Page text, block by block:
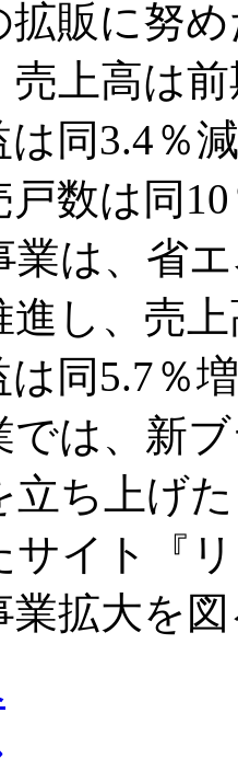
拡販に努
上高は
は同3.4％
数は同
業は、省
し、売
は同5.7％
では、新
立ち上げ
サイト『
業拡大を